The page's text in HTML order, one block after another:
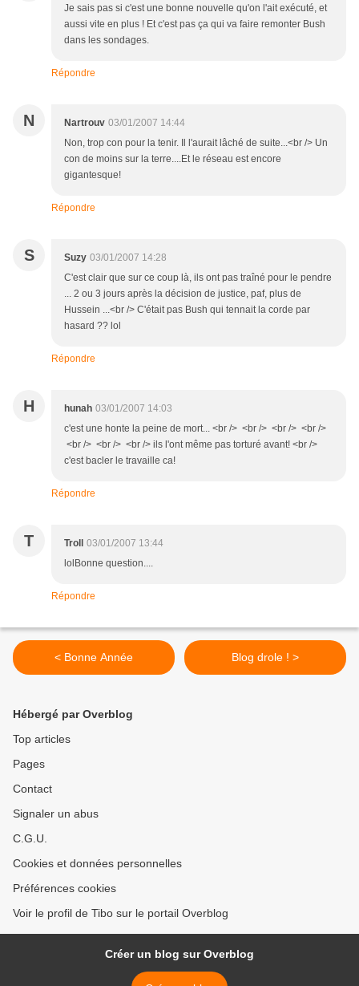
Je sais pas si c'est une bonne nouvelle qu'on l'ait exécuté, et
aussi vite en plus ! Et c'est pas ça qui va faire remonter Bush
dans les sondages.
Répondre
N Nartrouv 03/01/2007 14:44
Non, trop con pour la tenir. Il l'aurait lâché de suite...<br /> Un
con de moins sur la terre....Et le réseau est encore
gigantesque!
Répondre
S Suzy 03/01/2007 14:28
C'est clair que sur ce coup là, ils ont pas traîné pour le pendre
... 2 ou 3 jours après la décision de justice, paf, plus de
Hussein ...<br /> C'était pas Bush qui tennait la corde par
hasard ?? lol
Répondre
H hunah 03/01/2007 14:03
c'est une honte la peine de mort... <br /> <br /> <br /> <br />
<br /> <br /> <br /> ils l'ont même pas torturé avant! <br />
c'est bacler le travaille ca!
Répondre
T Troll
03/01/2007 13:44
lolBonne question....
Répondre
< Bonne Année Blog drole ! >
Hébergé par Overblog
Top articles
Pages
Contact
Signaler un abus
C.G.U.
Cookies et données personnelles
Préférences cookies
Voir le profil de Tibo sur le portail Overblog
Créer un blog sur Overblog